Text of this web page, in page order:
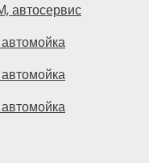
автосервис